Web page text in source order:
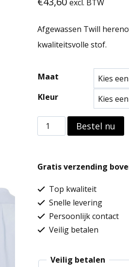
excl. BTW
Afgewassen Twill
kwaliteitsvolle stof.
Maat
Kleur
Afgewassen
Twill
aantal
Bestel nu
Gratis verzending
Top kwaliteit
Snelle levering
Persoonlijk contact
Veilig betalen
Veilig betalen